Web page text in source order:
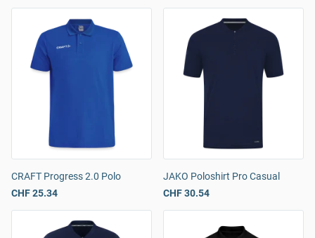
CRAFT Progress 2.0 Polo
CHF 25.34
JAKO Poloshirt Pro Casual
CHF 30.54